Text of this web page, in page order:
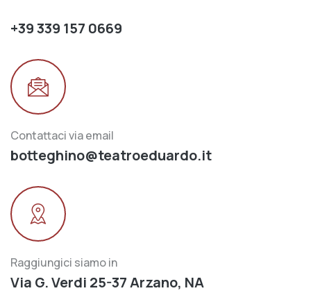
+39 339 157 0669
Contattaci via email
botteghino@teatroeduardo.it
Raggiungici siamo in
Via G. Verdi 25-37 Arzano, NA